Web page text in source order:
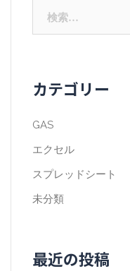
カテゴリー
GAS
エクセル
スプレッドシート
未分類
最近の投稿